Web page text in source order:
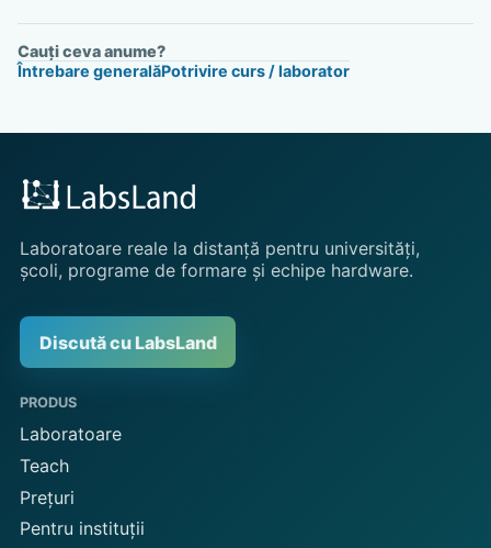
Cauți ceva anume?
Întrebare generalăPotrivire curs / laborator
Laboratoare reale la distanță pentru universități,
școli, programe de formare și echipe hardware.
Discută cu LabsLand
PRODUS
Laboratoare
Teach
Prețuri
Pentru instituții